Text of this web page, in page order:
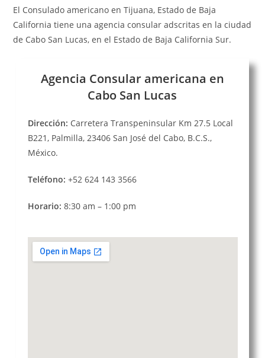
El Consulado americano en Tijuana, Estado de Baja
California tiene una agencia consular adscritas en la ciudad
de Cabo San Lucas, en el Estado de Baja California Sur.
Agencia Consular americana en
Cabo San Lucas
Dirección: Carretera Transpeninsular Km 27.5 Local
B221, Palmilla, 23406 San José del Cabo, B.C.S.,
México.
Teléfono: +52 624 143 3566
Horario: 8:30 am – 1:00 pm